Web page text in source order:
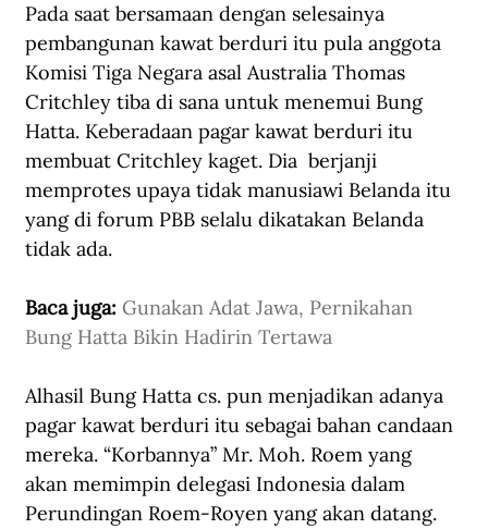
Pada saat bersamaan dengan selesainya
pembangunan kawat berduri itu pula anggota
Komisi Tiga Negara asal Australia Thomas
Critchley tiba di sana untuk menemui Bung
Hatta. Keberadaan pagar kawat berduri itu
membuat Critchley kaget. Dia  berjanji
memprotes upaya tidak manusiawi Belanda itu
yang di forum PBB selalu dikatakan Belanda
tidak ada.
Baca juga: Gunakan Adat Jawa, Pernikahan
Bung Hatta Bikin Hadirin Tertawa
Alhasil Bung Hatta cs. pun menjadikan adanya
pagar kawat berduri itu sebagai bahan candaan
mereka. “Korbannya” Mr. Moh. Roem yang
akan memimpin delegasi Indonesia dalam
Perundingan Roem-Royen yang akan datang.